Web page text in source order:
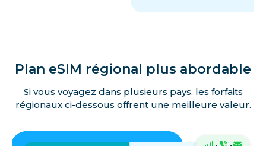
Plan eSIM régional plus abordable
Si vous voyagez dans plusieurs pays, les forfaits
régionaux ci-dessous offrent une meilleure valeur.